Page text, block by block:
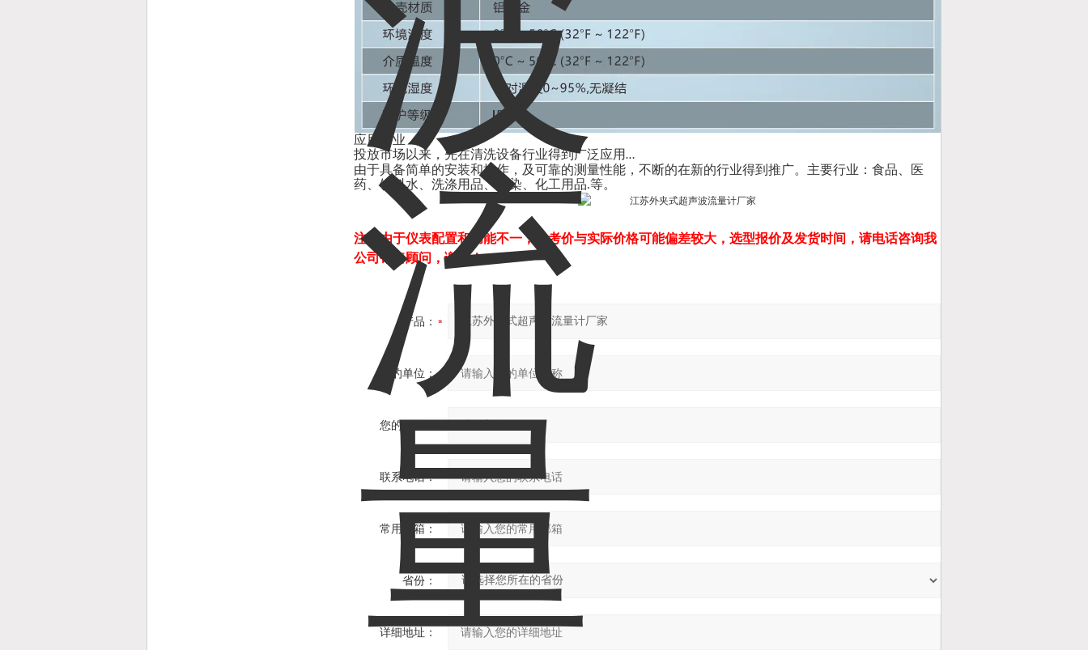
应用行业
投放市场以来，先在清洗设备行业得到广泛应用…
由于具备简单的安装和操作，及可靠的测量性能，不断的在新的行业得到推广。主要行业：食品、医
药、饮料水、洗涤用品、印染、化工用品.等。
注：由于仪表配置和功能不一，参考价与实际价格可能偏差较大，选型报价及发货时间，请电话咨询我
公司销售顾问，谢谢！
产品：
您的单位：
您的姓名：
联系电话：
常用邮箱：
省份：
详细地址：